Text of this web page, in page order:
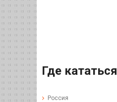
Где кататься
Россия